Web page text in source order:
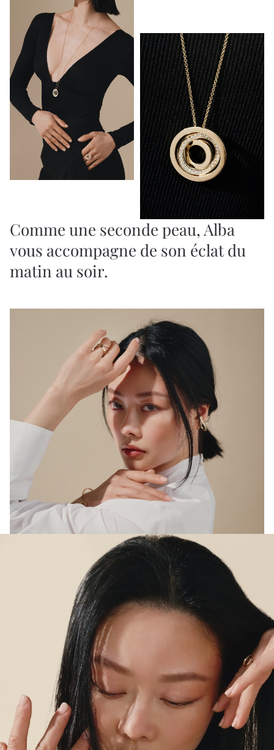
Comme une seconde peau, Alba
vous accompagne de son éclat du
matin au soir.